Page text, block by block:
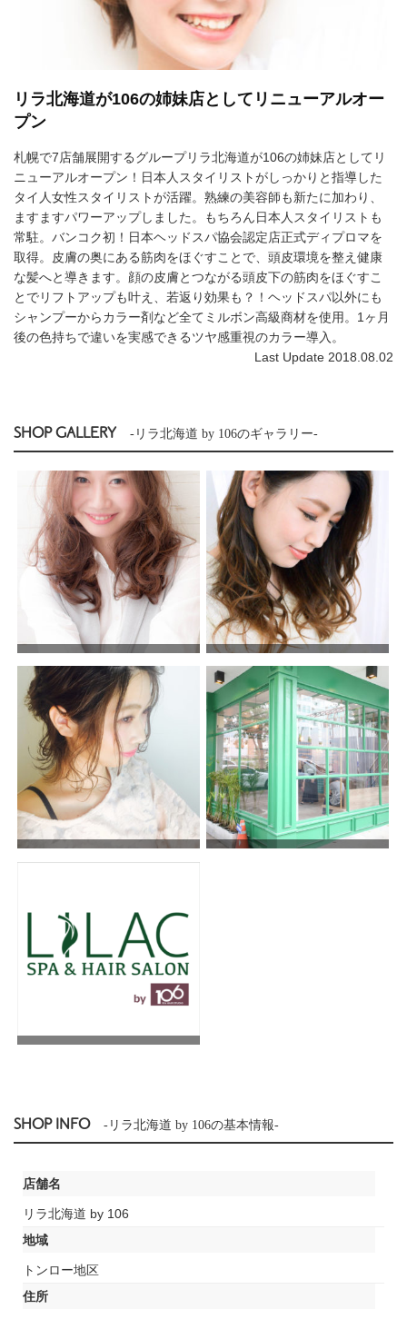
リラ北海道が106の姉妹店としてリニューアルオー
プン
札幌で7店舗展開するグループリラ北海道が106の姉妹店としてリ
ニューアルオープン！日本人スタイリストがしっかりと指導した
タイ人女性スタイリストが活躍。熟練の美容師も新たに加わり、
ますますパワーアップしました。もちろん日本人スタイリストも
常駐。バンコク初！日本ヘッドスパ協会認定店正式ディプロマを
取得。皮膚の奥にある筋肉をほぐすことで、頭皮環境を整え健康
な髪へと導きます。顔の皮膚とつながる頭皮下の筋肉をほぐすこ
とでリフトアップも叶え、若返り効果も？！ヘッドスパ以外にも
シャンプーからカラー剤など全てミルボン高級商材を使用。1ヶ月
後の色持ちで違いを実感できるツヤ感重視のカラー導入。
Last Update 2018.08.02
SHOP GALLERY -リラ北海道 by 106のギャラリー-
SHOP INFO -リラ北海道 by 106の基本情報-
店舗名
リラ北海道 by 106
地域
トンロー地区
住所